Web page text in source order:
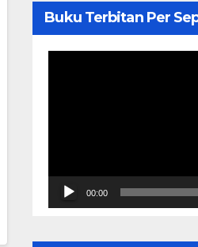
Buku Terbitan Per
00:00